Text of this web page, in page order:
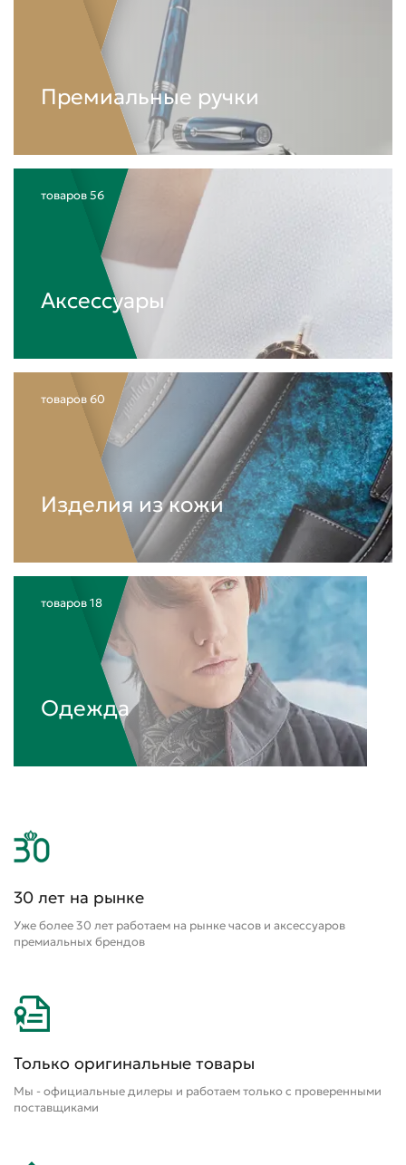
Премиальные ручки
товаров56
Аксессуары
товаров60
Изделия из кожи
товаров18
Одежда
30 лет на рынке
Уже более 30 лет работаем на рынке часов и аксессуаров
премиальных брендов
Только оригинальные товары
Мы - официальные дилеры и работаем только с проверенными
поставщиками